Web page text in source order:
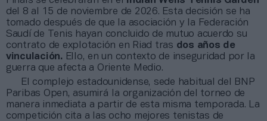
del 8 al 15 de noviembre de 2026. Esta decisión se ha
tomado después de que la asociación y la Federación
Saudí de Tenis hayan concluido de mutuo acuerdo su
contrato de explotación en Riad tras dos años de
vinculación. Ello, en un contexto de inseguridad por la
guerra que afecta a Oriente Medio.
El complejo estadounidense, sede habitual del BNP
Paribas Open, asumirá la organización del torneo de
manera inmediata a partir de esta misma temporada. La
competición cita a las ocho mejores tenistas de